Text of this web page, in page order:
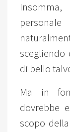
scegliendo
di bello
Ma in
dovrebbe
scopo